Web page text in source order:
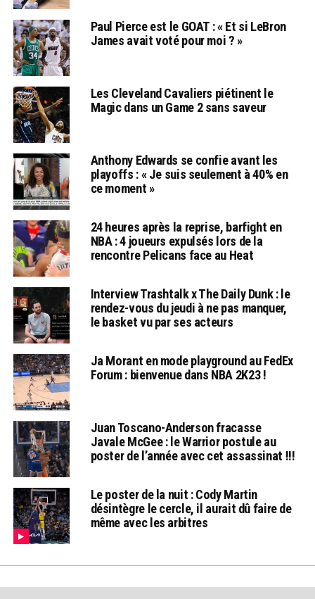
Paul Pierce est le GOAT : « Et si LeBron
James avait voté pour moi ? »
Les Cleveland Cavaliers piétinent le
Magic dans un Game 2 sans saveur
Anthony Edwards se confie avant les
playoffs : « Je suis seulement à 40% en
ce moment »
24 heures après la reprise, barfight en
NBA : 4 joueurs expulsés lors de la
rencontre Pelicans face au Heat
Interview Trashtalk x The Daily Dunk : le
rendez-vous du jeudi à ne pas manquer,
le basket vu par ses acteurs
Ja Morant en mode playground au FedEx
Forum : bienvenue dans NBA 2K23 !
Juan Toscano-Anderson fracasse
Javale McGee : le Warrior postule au
poster de l’année avec cet assassinat !!!
Le poster de la nuit : Cody Martin
désintègre le cercle, il aurait dû faire de
même avec les arbitres